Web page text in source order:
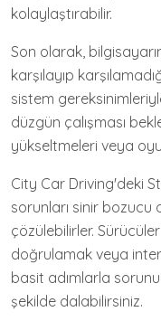
kolaylaştırabilir.
Son olarak,
karşılayıp
sistem
düzgün çalışması
yükseltmeleri veya
City Car Driving'deki
sorunları sinir bozucu
çözülebilirler.
doğrulamak veya
basit adımlarla
şekilde dalabilirsiniz.